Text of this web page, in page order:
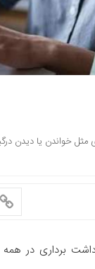
خواندن یا دیدن
در همه جا